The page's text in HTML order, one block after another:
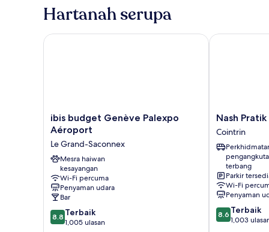
Kelamin
Hartanah serupa
ibis
budget
Genève
Palexpo
Aéroport
Grand-
Saconnex
ibis budget Genève Palexpo
Aéroport
Le Grand-Saconnex
Mesra haiwan
kesayangan
Wi-Fi percuma
Penyaman udara
Bar
8.8
daripada
8.8 Terbaik
1,005 ulasan
ibis budget Genève Palexpo Aéroport
Nash
Pratik
Hotel
Cointrin
Nash
Cointrin
terbang
Parkir
Wi-Fi
Penyaman
8.6
daripada
8.6 Terbaik
1,003
Nash Pratik